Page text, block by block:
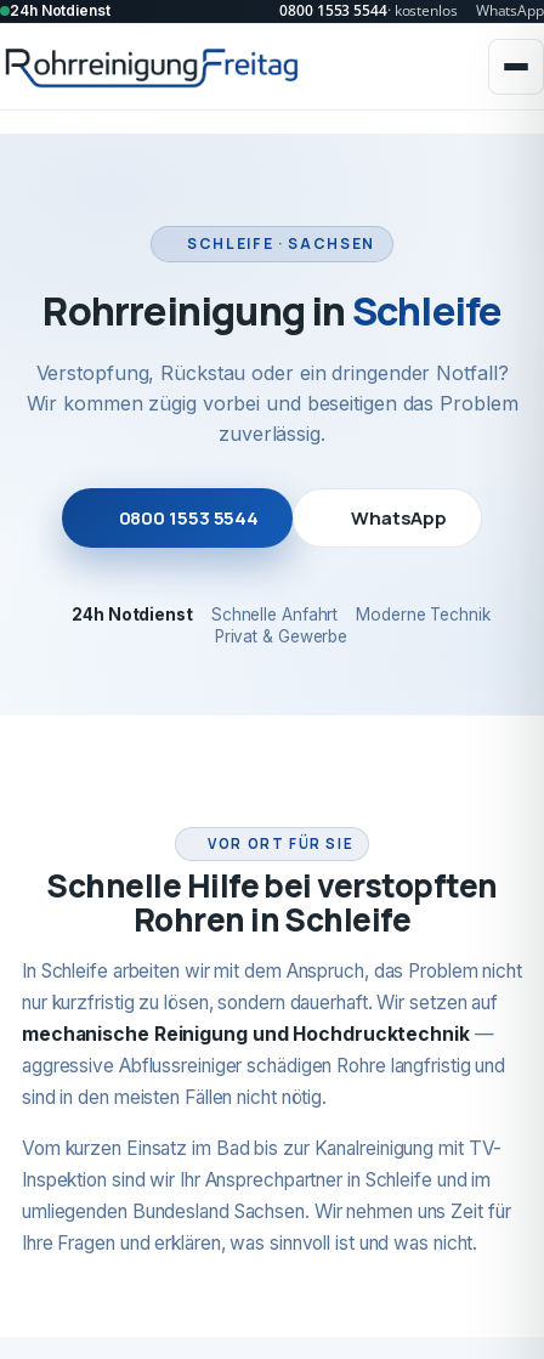
24h Notdienst 0800 1553 5544· kostenlos WhatsApp
SCHLEIFE · SACHSEN
Rohrreinigung inSchleife
Verstopfung, Rückstau oder ein dringender Notfall?
Wir kommen zügig vorbei und beseitigen das Problem
zuverlässig.
0800 1553 5544 WhatsApp
24h Notdienst Schnelle Anfahrt
Moderne Technik
Privat & Gewerbe
VOR ORT FÜR SIE
Schnelle Hilfe bei verstopften
Rohren in Schleife
In Schleife arbeiten wir mit dem Anspruch, das Problem nicht
nur kurzfristig zu lösen, sondern dauerhaft. Wir setzen auf
mechanische Reinigung und Hochdrucktechnik—
aggressive Abflussreiniger schädigen Rohre langfristig und
sind in den meisten Fällen nicht nötig.
Vom kurzen Einsatz im Bad bis zur Kanalreinigung mit TV-
Inspektion sind wir Ihr Ansprechpartner in Schleife und im
umliegenden Bundesland Sachsen. Wir nehmen uns Zeit für
Ihre Fragen und erklären, was sinnvoll ist und was nicht.